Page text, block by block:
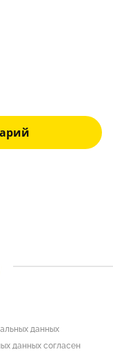
данных
данных согласен